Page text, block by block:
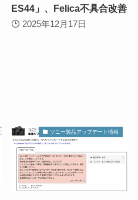
ES44」、Felica不具合改善
2025年12月17日
ソニー製品アップデート情報